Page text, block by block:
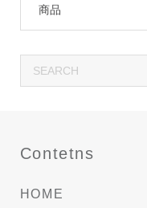
商品
Contetns
HOME